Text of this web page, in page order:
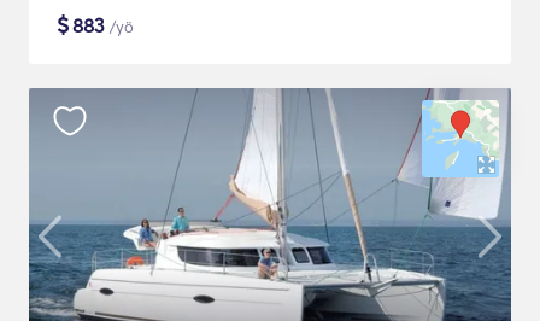
$883 /yö